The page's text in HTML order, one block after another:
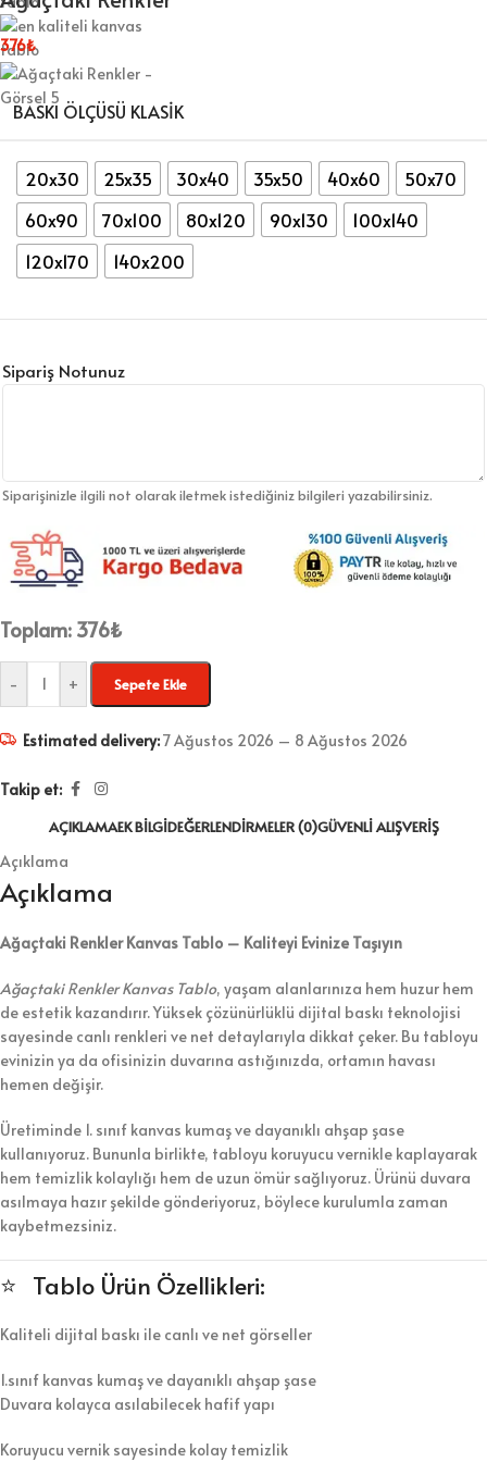
376₺
BASKI ÖLÇÜSÜ KLASIK
20x30 25x35 30x40 35x50 40x60
50x70
60x90
70x100 80x120 90x130
100x140
120x170
140x200
Sipariş Notunuz
Siparişinizle ilgili not olarak iletmek istediğiniz bilgileri yazabilirsiniz.
Toplam: 376₺
- + Sepete Ekle
Estimated delivery:7 Ağustos 2026 – 8 Ağustos 2026
Takip et:
AÇIKLAMAEK BILGIDEĞERLENDIRMELER (0)GÜVENLI ALIŞVERIŞ
Açıklama
Açıklama
Ağaçtaki Renkler Kanvas Tablo – Kaliteyi Evinize Taşıyın
Ağaçtaki Renkler Kanvas Tablo, yaşam alanlarınıza hem huzur hem
de estetik kazandırır. Yüksek çözünürlüklü dijital baskı teknolojisi
sayesinde canlı renkleri ve net detaylarıyla dikkat çeker. Bu tabloyu
evinizin ya da ofisinizin duvarına astığınızda, ortamın havası
hemen değişir.
Üretiminde 1. sınıf kanvas kumaş ve dayanıklı ahşap şase
kullanıyoruz. Bununla birlikte, tabloyu koruyucu vernikle kaplayarak
hem temizlik kolaylığı hem de uzun ömür sağlıyoruz. Ürünü duvara
asılmaya hazır şekilde gönderiyoruz, böylece kurulumla zaman
kaybetmezsiniz.
⭐ Tablo Ürün Özellikleri:
Kaliteli dijital baskı ile canlı ve net görseller
1.sınıf kanvas kumaş ve dayanıklı ahşap şase
Duvara kolayca asılabilecek hafif yapı
Koruyucu vernik sayesinde kolay temizlik